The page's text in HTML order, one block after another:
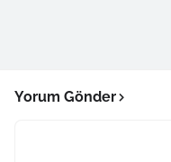
Yorum Gönder